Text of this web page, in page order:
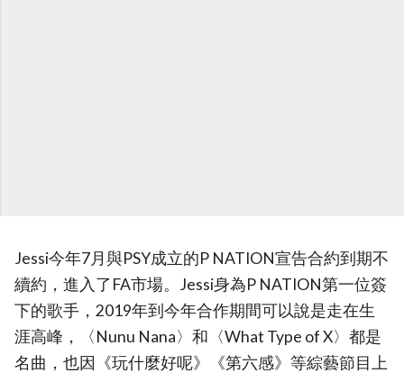
Jessi今年7月與PSY成立的P NATION宣告合約到期不
續約，進入了FA市場。Jessi身為P NATION第一位簽
下的歌手，2019年到今年合作期間可以說是走在生
涯高峰，〈Nunu Nana〉和〈What Type of X〉都是
名曲，也因《玩什麼好呢》《第六感》等綜藝節目上